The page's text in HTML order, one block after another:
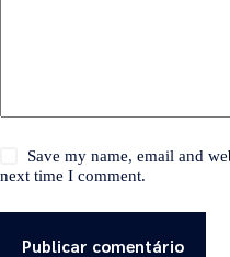
Save my name, email and
next time I comment.
Publicar comentário